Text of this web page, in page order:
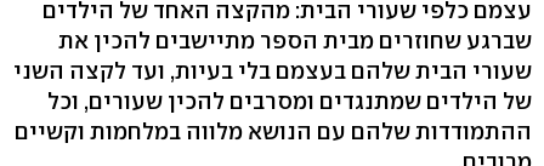
עצמם כלפי שעורי הבית: מהקצה האחד של הילדים
שברגע שחוזרים מבית הספר מתיישבים להכין את
שעורי הבית שלהם בעצמם בלי בעיות, ועד לקצה השני
של הילדים שמתנגדים ומסרבים להכין שעורים, וכל
ההתמודדות שלהם עם הנושא מלווה במלחמות וקשיים